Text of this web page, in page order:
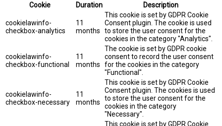
Cookie
Duration Description
cookielawinfo-
checkbox-analytics
11
months
This cookie is set by GDPR Cookie
Consent plugin. The cookie is used
to store the user consent for the
cookies in the category "Analytics".
cookielawinfo-
checkbox-functional
11
months
The cookie is set by GDPR cookie
consent to record the user consent
for the cookies in the category
"Functional".
cookielawinfo-
checkbox-necessary
11
months
This cookie is set by GDPR Cookie
Consent plugin. The cookies is used
to store the user consent for the
cookies in the category
"Necessary".
This cookie is set by GDPR Cookie